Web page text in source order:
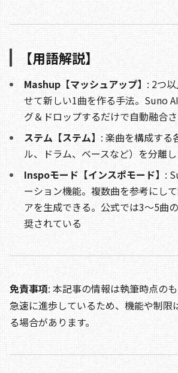
【用語解説】
Mashup【マッシュアップ】 : 2つ
せて新しい1曲を作る手法。Suno
グ＆ドロップするだけで自動融合
ステム【ステム】 : 楽曲を構成する
ル、ドラム、ベースなど）を分離
Inspoモード【インスポモード】 :
ーション機能。複数曲を参考にし
アを生成できる。公式では3〜5曲
奨されている
免責事項: 本記事の情報は執筆時点の
急速に進歩しているため、機能や制限
る場合があります。